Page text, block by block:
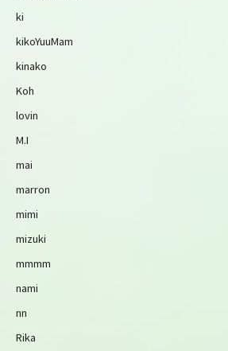
ki
kikoYuuMam
kinako
Koh
lovin
M.I
mai
marron
mimi
mizuki
mmmm
nami
nn
Rika